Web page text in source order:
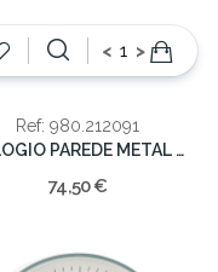
< >
Ref: 980.212091
RELOGIO PAREDE METAL BR 80X80X6CM
74,50 €